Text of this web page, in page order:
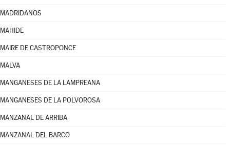
MADRIDANOS
MAHIDE
MAIRE DE CASTROPONCE
MALVA
MANGANESES DE LA LAMPREANA
MANGANESES DE LA POLVOROSA
MANZANAL DE ARRIBA
MANZANAL DEL BARCO